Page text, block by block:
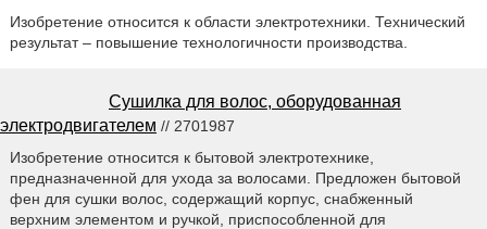
Изобретение относится к области электротехники. Технический
результат – повышение технологичности производства.
Сушилка для волос, оборудованная
электродвигателем // 2701987
Изобретение относится к бытовой электротехнике,
предназначенной для ухода за волосами. Предложен бытовой
фен для сушки волос, содержащий корпус, снабженный
верхним элементом и ручкой, приспособленной для